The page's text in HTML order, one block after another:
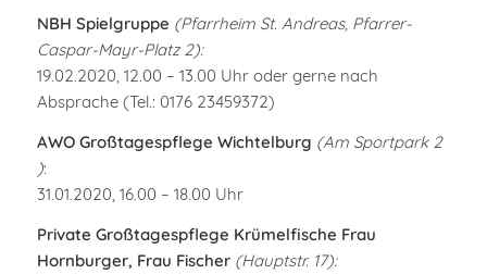
NBH Spielgruppe (Pfarrheim St. Andreas, Pfarrer-
Caspar-Mayr-Platz 2):
19.02.2020, 12.00 – 13.00 Uhr oder gerne nach
Absprache (Tel.: 0176 23459372)
AWO Großtagespflege Wichtelburg (Am Sportpark 2
):
31.01.2020, 16.00 – 18.00 Uhr
Private Großtagespflege Krümelfische Frau
Hornburger, Frau Fischer (Hauptstr. 17):